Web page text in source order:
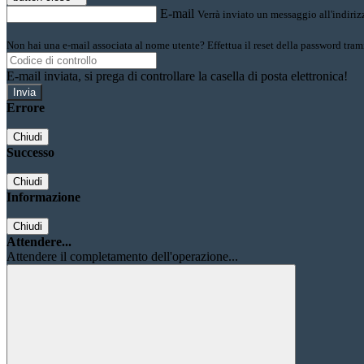
E-mail Verrà inviato un messaggio
Non hai una e-mail associata al nome utente? Effettua il reset della password
E-mail inviata, si prega di controllare la casella di posta elettronica!
Errore
Chiudi
Successo
Chiudi
Informazione
Chiudi
Attendere...
Attendere il completamento dell'operazione...